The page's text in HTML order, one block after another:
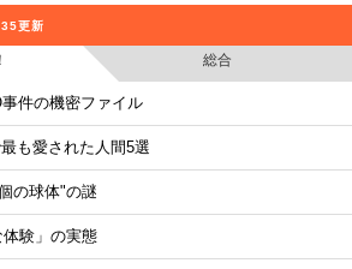
更新
総合
件の機密ファイル
も愛された人間5選
の球体"の謎
験」の実態